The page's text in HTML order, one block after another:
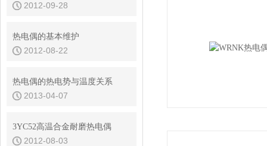
2012-09-28
热电偶的基本维护
2012-08-22
热电偶的热电势与温度关系
2013-04-07
3YC52高温合金耐磨热电偶
2012-08-03